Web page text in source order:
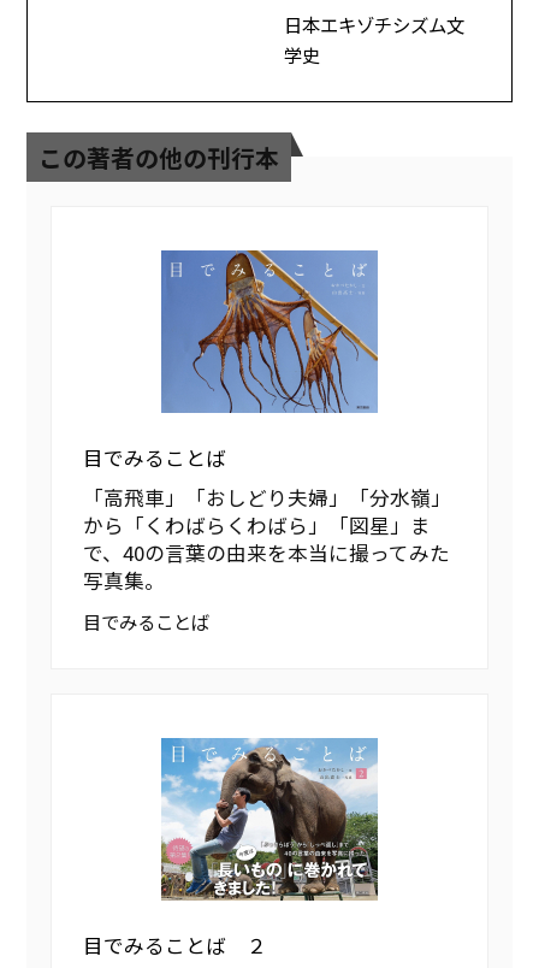
日本エキゾチシズム文
学史
この著者の他の刊行本
目でみることば
「高飛車」「おしどり夫婦」「分水嶺」
から「くわばらくわばら」「図星」ま
で、40の言葉の由来を本当に撮ってみた
写真集。
目でみることば
目でみることば ２